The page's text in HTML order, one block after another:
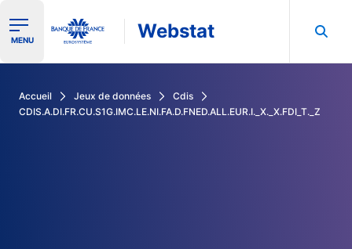
Ouvrir le menu de navigation
MENU Webstat
Accueil Jeux de données
Cdis
CDIS.A.DI.FR.CU.S1G.IMC.LE.NI.FA.D.FNED.ALL.EUR.I._X._X.FDI_T._Z